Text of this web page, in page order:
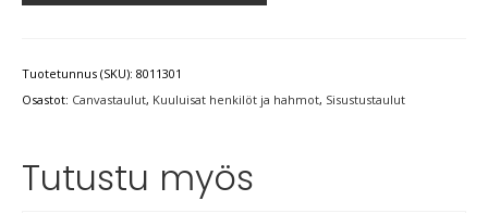
Tuotetunnus (SKU): 8011301
Osastot: Canvastaulut, Kuuluisat henkilöt ja hahmot, Sisustustaulut
Tutustu myös